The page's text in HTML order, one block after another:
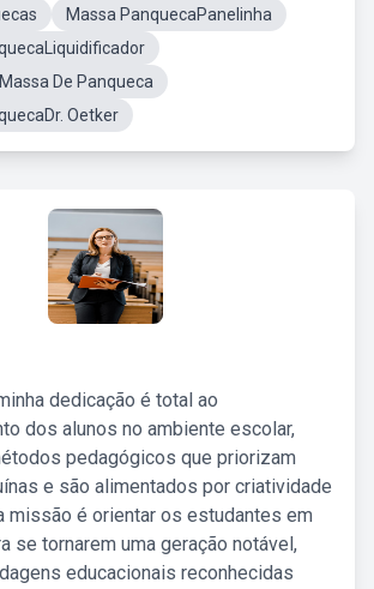
Massa PanquecaPanelinha
De Panqueca
Oetker
dedicação é total ao
dos alunos no ambiente escolar,
pedagógicos que priorizam
e são alimentados por criatividade
missão é orientar os estudantes em
se tornarem uma geração notável,
educacionais reconhecidas